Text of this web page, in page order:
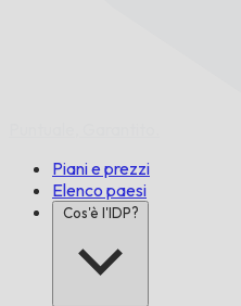
Piani e prezzi
Elenco paesi
Cos'è l'IDP?